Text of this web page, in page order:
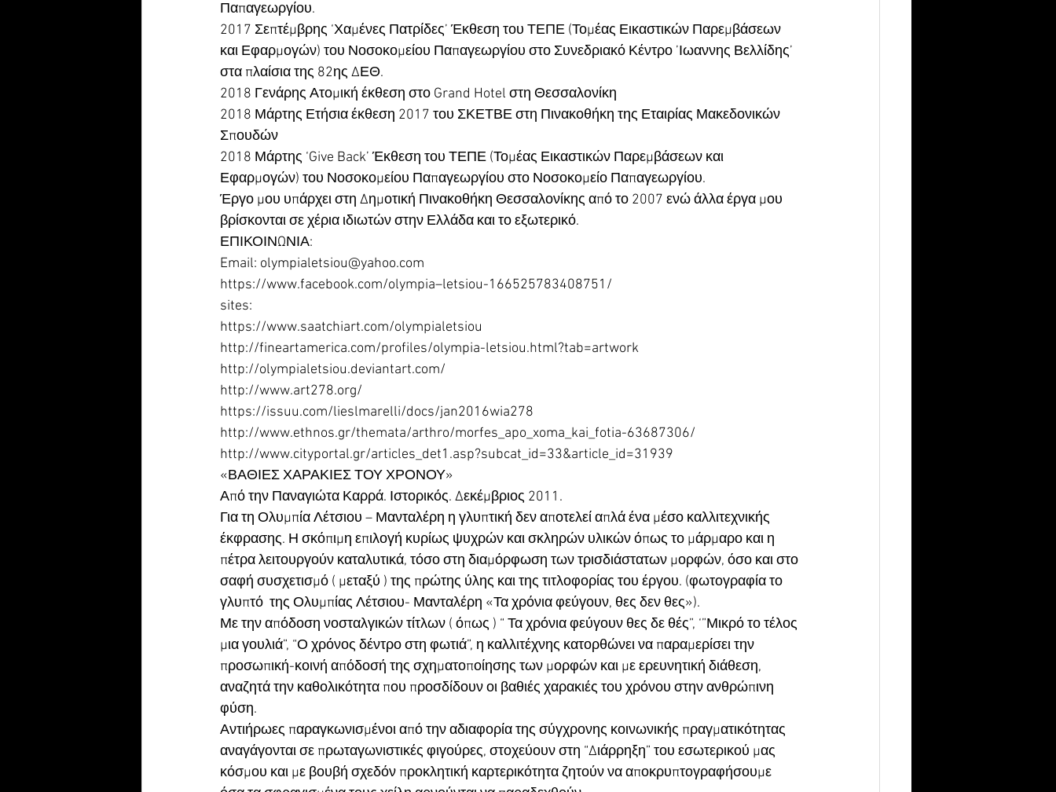
Παπαγεωργίου.
2017 Σεπτέμβρης ‘Χαμένες Πατρίδες’ Έκθεση του ΤΕΠΕ (Τομέας Εικαστικών Παρεμβάσεων
και Εφαρμογών) του Νοσοκομείου Παπαγεωργίου στο Συνεδριακό Κέντρο ’Ιωαννης Βελλίδης’
στα πλαίσια της 82ης ΔΕΘ.
2018 Γενάρης Ατομική έκθεση στο Grand Hotel στη Θεσσαλονίκη
2018 Μάρτης Ετήσια έκθεση 2017 του ΣΚΕΤΒΕ στη Πινακοθήκη της Εταιρίας Μακεδονικών
Σπουδών
2018 Μάρτης ‘Give Back’ Έκθεση του ΤΕΠΕ (Τομέας Εικαστικών Παρεμβάσεων και
Εφαρμογών) του Νοσοκομείου Παπαγεωργίου στο Νοσοκομείο Παπαγεωργίου.
Έργο μου υπάρχει στη Δημοτική Πινακοθήκη Θεσσαλονίκης από το 2007 ενώ άλλα έργα μου
βρίσκονται σε χέρια ιδιωτών στην Ελλάδα και το εξωτερικό.
ΕΠΙΚΟΙΝΩΝΙΑ:
Email: olympialetsiou@yahoo.com
https://www.facebook.com/olympia–letsiou-166525783408751/
sites:
https://www.saatchiart.com/olympialetsiou
http://fineartamerica.com/profiles/olympia-letsiou.html?tab=artwork
http://olympialetsiou.deviantart.com/
http://www.art278.org/
https://issuu.com/lieslmarelli/docs/jan2016wia278
http://www.ethnos.gr/themata/arthro/morfes_apo_xoma_kai_fotia-63687306/
http://www.cityportal.gr/articles_det1.asp?subcat_id=33&article_id=31939
«ΒΑΘΙΕΣ ΧΑΡΑΚΙΕΣ ΤΟΥ ΧΡΟΝΟΥ»
Από την Παναγιώτα Καρρά. Ιστορικός. Δεκέμβριος 2011.
Για τη Ολυμπία Λέτσιου – Μανταλέρη η γλυπτική δεν αποτελεί απλά ένα μέσο καλλιτεχνικής
έκφρασης. Η σκόπιμη επιλογή κυρίως ψυχρών και σκληρών υλικών όπως το μάρμαρο και η
πέτρα λειτουργούν καταλυτικά, τόσο στη διαμόρφωση των τρισδιάστατων μορφών, όσο και στο
σαφή συσχετισμό ( μεταξύ ) της πρώτης ύλης και της τιτλοφορίας του έργου. (φωτογραφία το
γλυπτό  της Ολυμπίας Λέτσιου- Μανταλέρη «Τα χρόνια φεύγουν, θες δεν θες»).
Με την απόδοση νοσταλγικών τίτλων ( όπως ) “ Τα χρόνια φεύγουν θες δε θές”, ‘”Μικρό το τέλος
μια γουλιά”, “Ο χρόνος δέντρο στη φωτιά”, η καλλιτέχνης κατορθώνει να παραμερίσει την
προσωπική-κοινή απόδοσή της σχηματοποίησης των μορφών και με ερευνητική διάθεση,
αναζητά την καθολικότητα που προσδίδουν οι βαθιές χαρακιές του χρόνου στην ανθρώπινη
φύση.
Αντιήρωες παραγκωνισμένοι από την αδιαφορία της σύγχρονης κοινωνικής πραγματικότητας
αναγάγονται σε πρωταγωνιστικές φιγούρες, στοχεύουν στη “Διάρρηξη” του εσωτερικού μας
κόσμου και με βουβή σχεδόν προκλητική καρτερικότητα ζητούν να αποκρυπτογραφήσουμε